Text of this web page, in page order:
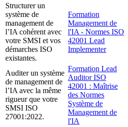
Structurer un
système de
management de
l’IA cohérent avec
votre SMSI et vos
démarches ISO
existantes.
Formation
Management de
l'IA - Normes ISO
42001 Lead
Implementer
Auditer un système
de management de
l’IA avec la même
rigueur que votre
SMSI ISO
27001:2022.
Formation Lead
Auditor ISO
42001 : Maîtrise
des Normes
Système de
Management de
l'IA